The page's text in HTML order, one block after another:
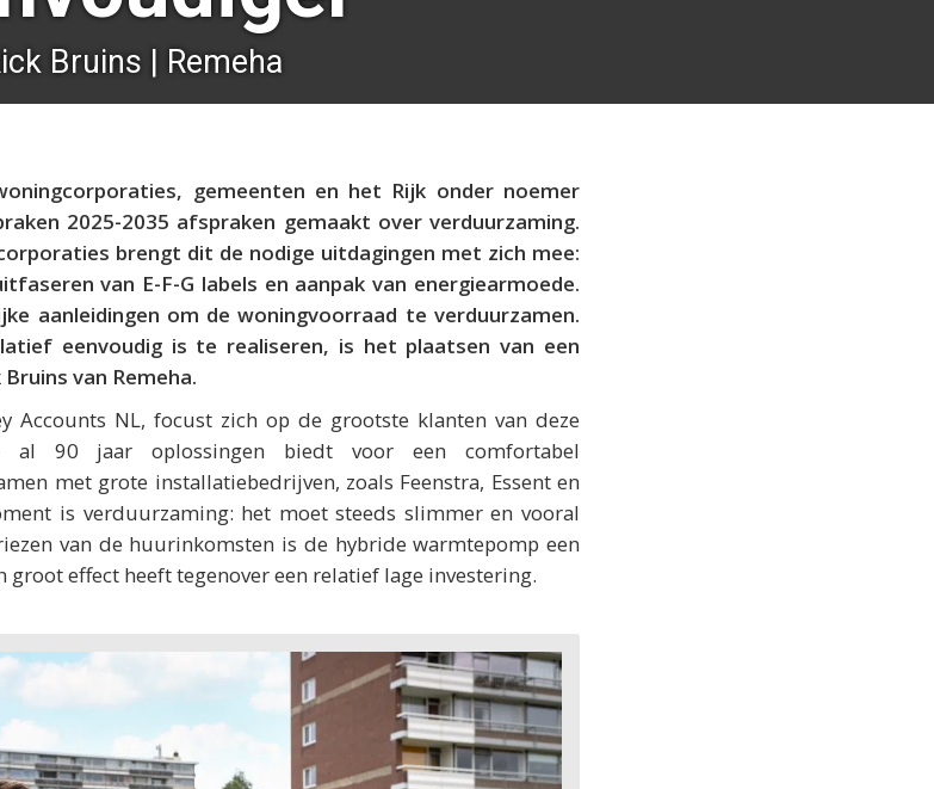
Bruins | Remeha
gemeenten en het Rijk onder noemer
2025-2035 afspraken gemaakt over verduurzaming.
brengt dit de nodige uitdagingen met zich mee:
van E-F-G labels en aanpak van energiearmoede.
aanleidingen om de woningvoorraad te verduurzamen.
eenvoudig is te realiseren, is het plaatsen van een
van Remeha.
Accounts NL, focust zich op de grootste klanten van deze
al 90 jaar oplossingen biedt voor een comfortabel
met grote installatiebedrijven, zoals Feenstra, Essent en
is verduurzaming: het moet steeds slimmer en vooral
van de huurinkomsten is de hybride warmtepomp een
effect heeft tegenover een relatief lage investering.